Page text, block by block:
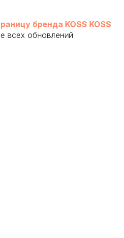
бренда KOSS KOSS
всех обновлений